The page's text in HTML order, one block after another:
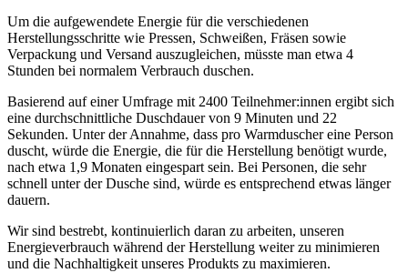
Um die aufgewendete Energie für die verschiedenen
Herstellungsschritte wie Pressen, Schweißen, Fräsen sowie
Verpackung und Versand auszugleichen, müsste man etwa 4
Stunden bei normalem Verbrauch duschen.
Basierend auf einer Umfrage mit 2400 Teilnehmer:innen ergibt sich
eine durchschnittliche Duschdauer von 9 Minuten und 22
Sekunden. Unter der Annahme, dass pro Warmduscher eine Person
duscht, würde die Energie, die für die Herstellung benötigt wurde,
nach etwa 1,9 Monaten eingespart sein. Bei Personen, die sehr
schnell unter der Dusche sind, würde es entsprechend etwas länger
dauern.
Wir sind bestrebt, kontinuierlich daran zu arbeiten, unseren
Energieverbrauch während der Herstellung weiter zu minimieren
und die Nachhaltigkeit unseres Produkts zu maximieren.